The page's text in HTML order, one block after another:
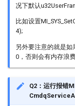
SDMMC Q&A
UART Q&A
ADchip的搭配
静帧放大流程
况下默认
比如设置
4);
另外要注意的就是如
0，否则会有内存浪费
Q2：运行报错